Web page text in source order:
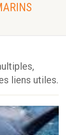
liens utiles.